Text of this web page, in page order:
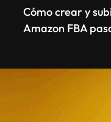
Cómo crear y
Amazon FBA